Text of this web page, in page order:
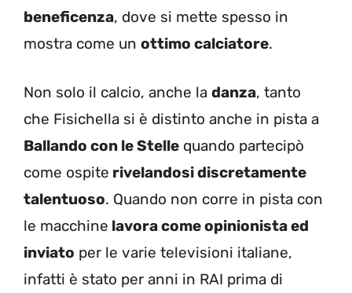
beneficenza, dove si mette spesso in
mostra come un ottimo calciatore.
Non solo il calcio, anche la danza, tanto
che Fisichella si è distinto anche in pista a
Ballando con le Stelle quando partecipò
come ospite rivelandosi discretamente
talentuoso. Quando non corre in pista con
le macchine lavora come opinionista ed
inviato per le varie televisioni italiane,
infatti è stato per anni in RAI prima di